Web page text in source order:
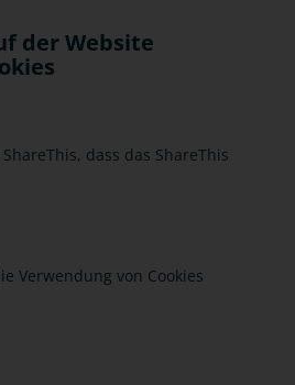
der Website
dass das ShareThis
Verwendung von Cookies